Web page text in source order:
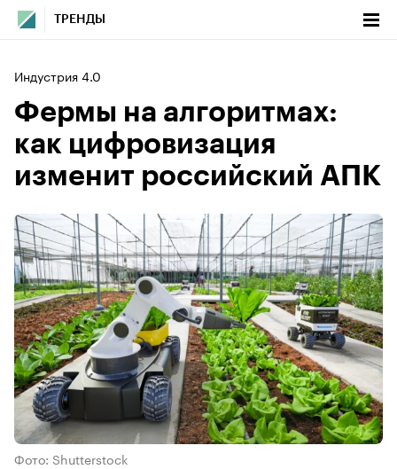
ТРЕНДЫ
Индустрия 4.0
Фермы на алгоритмах:
как цифровизация
изменит российский АПК
Фото: Shutterstock